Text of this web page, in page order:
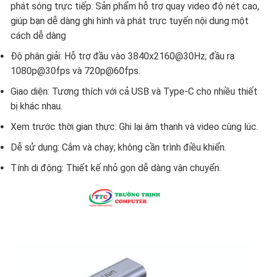
phát sóng trực tiếp. Sản phẩm hỗ trợ quay video độ nét cao,
giúp bạn dễ dàng ghi hình và phát trực tuyến nội dung một
cách dễ dàng
Độ phân giải: Hỗ trợ đầu vào 3840x2160@30Hz; đầu ra
1080p@30fps và 720p@60fps.
Giao diện: Tương thích với cả USB và Type-C cho nhiều thiết
bị khác nhau.
Xem trước thời gian thực: Ghi lại âm thanh và video cùng lúc.
Dễ sử dụng: Cắm và chạy; không cần trình điều khiển.
Tính di động: Thiết kế nhỏ gọn dễ dàng vận chuyển.